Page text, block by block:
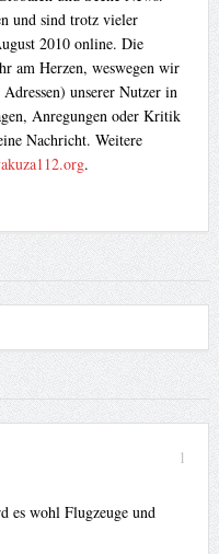
und sind trotz vieler
2010 online. Die
am Herzen, weswegen wir
unserer Nutzer in
Anregungen oder Kritik
Nachricht. Weitere
.
1
es wohl Flugzeuge und